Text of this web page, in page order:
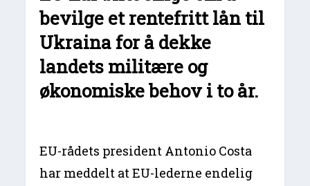
bevilge et rentefritt lån til
Ukraina for å dekke
landets militære og
økonomiske behov i to år.
EU-rådets president Antonio Costa
har meddelt at EU-lederne endelig